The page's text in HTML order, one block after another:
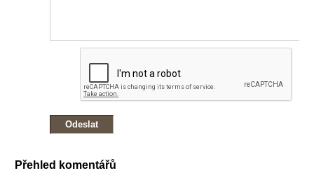
Přehled komentářů